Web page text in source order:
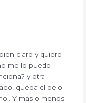
claro y quiero
me lo puedo
y otra
queda el pelo
Y mas o menos